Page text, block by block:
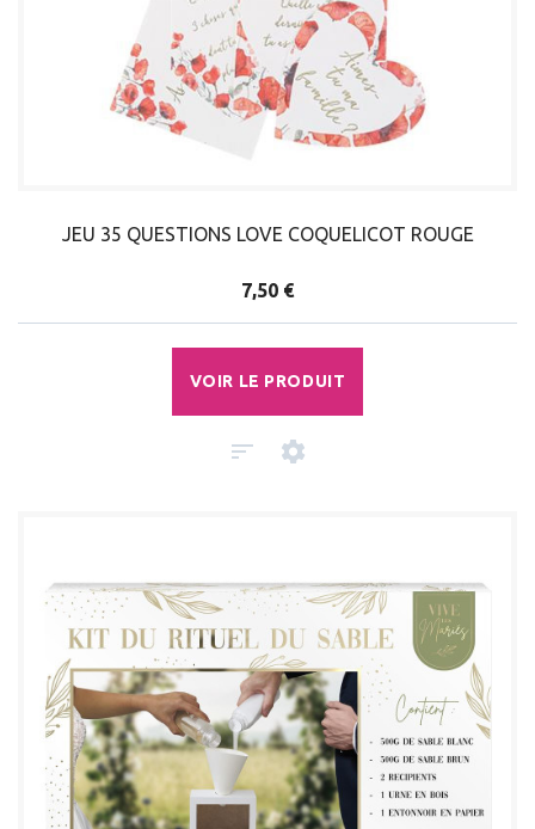
JEU 35 QUESTIONS LOVE COQUELICOT ROUGE
7,50 €
VOIR LE PRODUIT